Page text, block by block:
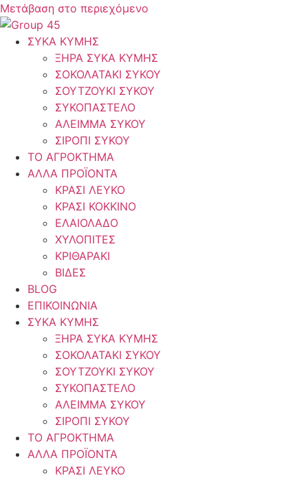
Μετάβαση στο περιεχόμενο
ΣΥΚΑ ΚΥΜΗΣ
ΞΗΡΑ ΣΥΚΑ ΚΥΜΗΣ
ΣΟΚΟΛΑΤΑΚΙ ΣΥΚΟΥ
ΣΟΥΤΖΟΥΚΙ ΣΥΚΟΥ
ΣΥΚΟΠΑΣΤΕΛΟ
ΑΛΕΙΜΜΑ ΣΥΚΟΥ
ΣΙΡΟΠΙ ΣΥΚΟΥ
ΤΟ ΑΓΡΟΚΤΗΜΑ
ΑΛΛΑ ΠΡΟΪΟΝΤΑ
ΚΡΑΣΙ ΛΕΥΚΟ
ΚΡΑΣΙ ΚΟΚΚΙΝΟ
ΕΛΑΙΟΛΑΔΟ
ΧΥΛΟΠΙΤΕΣ
ΚΡΙΘΑΡΑΚΙ
ΒΙΔΕΣ
BLOG
ΕΠΙΚΟΙΝΩΝΙΑ
ΣΥΚΑ ΚΥΜΗΣ
ΞΗΡΑ ΣΥΚΑ ΚΥΜΗΣ
ΣΟΚΟΛΑΤΑΚΙ ΣΥΚΟΥ
ΣΟΥΤΖΟΥΚΙ ΣΥΚΟΥ
ΣΥΚΟΠΑΣΤΕΛΟ
ΑΛΕΙΜΜΑ ΣΥΚΟΥ
ΣΙΡΟΠΙ ΣΥΚΟΥ
ΤΟ ΑΓΡΟΚΤΗΜΑ
ΑΛΛΑ ΠΡΟΪΟΝΤΑ
ΚΡΑΣΙ ΛΕΥΚΟ